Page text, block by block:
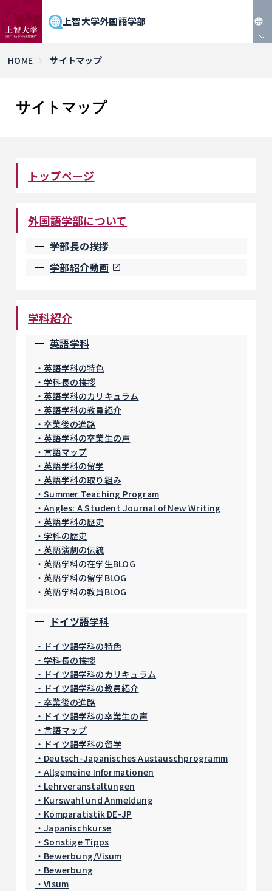
上智大学外国語学部
HOME サイトマップ
サイトマップ
トップページ
外国語学部について
学部長の挨拶
学部紹介動画
学科紹介
英語学科
英語学科の特色
学科長の挨拶
英語学科のカリキュラム
英語学科の教員紹介
卒業後の進路
英語学科の卒業生の声
言語マップ
英語学科の留学
英語学科の取り組み
Summer Teaching Program
Angles: A Student Journal of New Writing
英語学科の歴史
学科の歴史
英語演劇の伝統
英語学科の在学生BLOG
英語学科の留学BLOG
英語学科の教員BLOG
ドイツ語学科
ドイツ語学科の特色
学科長の挨拶
ドイツ語学科のカリキュラム
ドイツ語学科の教員紹介
卒業後の進路
ドイツ語学科の卒業生の声
言語マップ
ドイツ語学科の留学
Deutsch-Japanisches Austauschprogramm
Allgemeine Informationen
Lehrveranstaltungen
Kurswahl und Anmeldung
Komparatistik DE-JP
Japanischkurse
Sonstige Tipps
Bewerbung/Visum
Bewerbung
Visum